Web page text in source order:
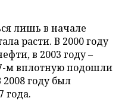
лишь в начале
расти. В 2000 году
в 2003 году –
м вплотную подошли
году был
года.